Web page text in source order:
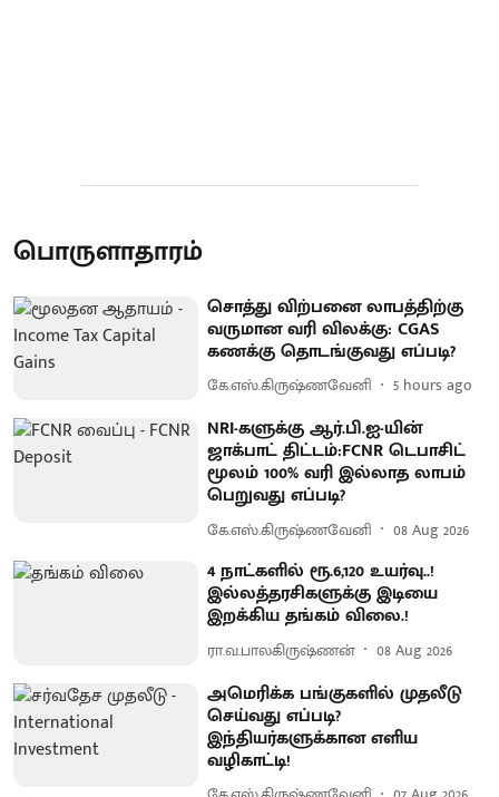
பொருளாதாரம்
சொத்து விற்பனை லாபத்திற்கு
வருமான வரி விலக்கு: CGAS
கணக்கு தொடங்குவது எப்படி?
கே.எஸ்.கிருஷ்ணவேனி 5 hours ago
NRI-களுக்கு ஆர்.பி.ஐ-யின்
ஜாக்பாட் திட்டம்:FCNR டெபாசிட்
மூலம் 100% வரி இல்லாத லாபம்
பெறுவது எப்படி?
கே.எஸ்.கிருஷ்ணவேனி 08 Aug 2026
4 நாட்களில் ரூ.6,120 உயர்வு..!
இல்லத்தரசிகளுக்கு இடியை
இறக்கிய தங்கம் விலை.!
ரா.வ.பாலகிருஷ்ணன் 08 Aug 2026
அமெரிக்க பங்குகளில் முதலீடு
செய்வது எப்படி?
இந்தியர்களுக்கான எளிய
வழிகாட்டி!